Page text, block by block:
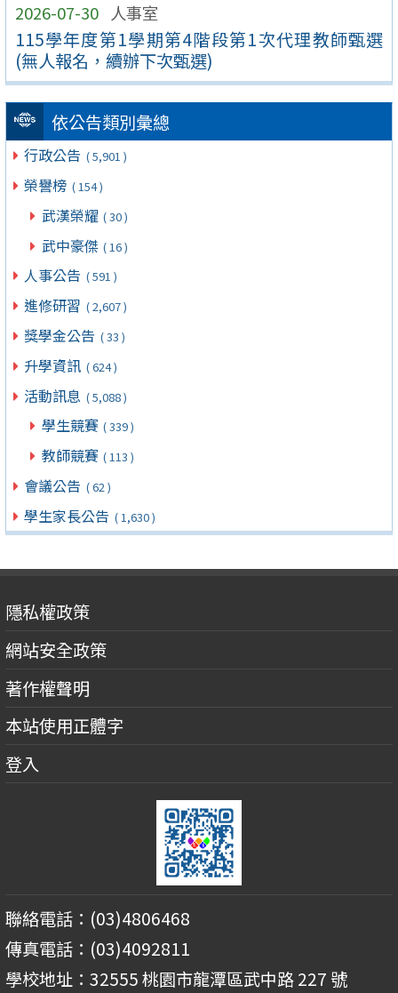
2026-07-30 人事室
115學年度第1學期第4階段第1次代理教師甄選
(無人報名，續辦下次甄選)
依公告類別彙總
行政公告 ( 5,901 )
榮譽榜 ( 154 )
武漢榮耀 ( 30 )
武中豪傑 ( 16 )
人事公告 ( 591 )
進修研習 ( 2,607 )
獎學金公告 ( 33 )
升學資訊 ( 624 )
活動訊息 ( 5,088 )
學生競賽 ( 339 )
教師競賽 ( 113 )
會議公告 ( 62 )
學生家長公告 ( 1,630 )
隱私權政策
網站安全政策
著作權聲明
本站使用正體字
登入
聯絡電話：(03)4806468
傳真電話：(03)4092811
學校地址：32555 桃園市龍潭區武中路 227 號